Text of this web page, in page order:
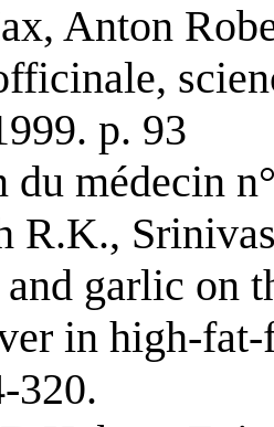
Anton
p. 93
du médecin
R.K.,
garlic on
in high-
320.